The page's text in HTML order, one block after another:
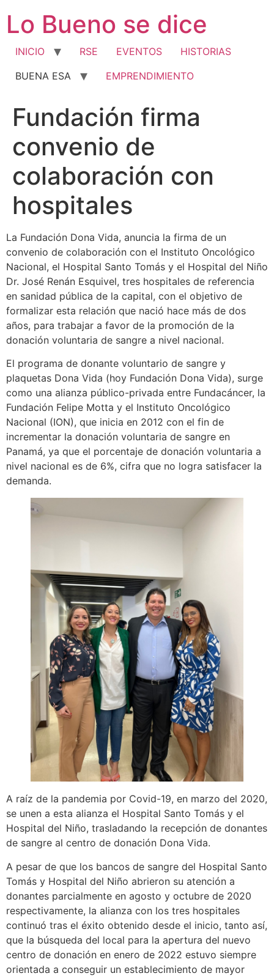
contenido
Lo Bueno se dice
INICIO RSE EVENTOS
HISTORIAS
BUENA ESA
EMPRENDIMIENTO
Fundación firma
convenio de
colaboración con
hospitales
La Fundación Dona Vida, anuncia la firma de un
convenio de colaboración con el Instituto Oncológico
Nacional, el Hospital Santo Tomás y el Hospital del Niño
Dr. José Renán Esquivel, tres hospitales de referencia
en sanidad pública de la capital, con el objetivo de
formalizar esta relación que nació hace más de dos
años, para trabajar a favor de la promoción de la
donación voluntaria de sangre a nivel nacional.
El programa de donante voluntario de sangre y
plaquetas Dona Vida (hoy Fundación Dona Vida), surge
como una alianza público-privada entre Fundacáncer, la
Fundación Felipe Motta y el Instituto Oncológico
Nacional (ION), que inicia en 2012 con el fin de
incrementar la donación voluntaria de sangre en
Panamá, ya que el porcentaje de donación voluntaria a
nivel nacional es de 6%, cifra que no logra satisfacer la
demanda.
A raíz de la pandemia por Covid-19, en marzo del 2020,
se unen a esta alianza el Hospital Santo Tomás y el
Hospital del Niño, trasladando la recepción de donantes
de sangre al centro de donación Dona Vida.
A pesar de que los bancos de sangre del Hospital Santo
Tomás y Hospital del Niño abrieron su atención a
donantes parcialmente en agosto y octubre de 2020
respectivamente, la alianza con los tres hospitales
continuó tras el éxito obtenido desde el inicio, tanto así,
que la búsqueda del local para la apertura del nuevo
centro de donación en enero de 2022 estuvo siempre
orientada a conseguir un establecimiento de mayor